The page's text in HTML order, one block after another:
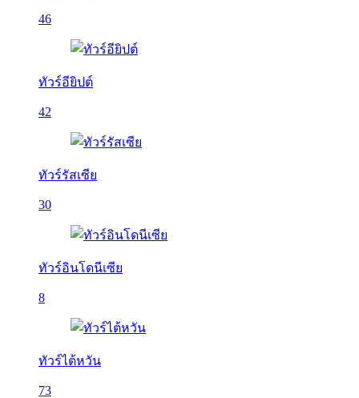
46
ทัวร์อียิปต์
42
ทัวร์รัสเซีย
30
ทัวร์อินโดนีเซีย
8
ทัวร์ไต้หวัน
73